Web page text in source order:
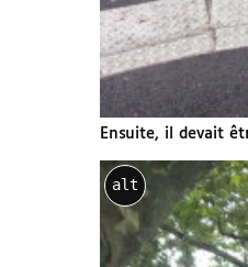
Ensuite, il devait
alt